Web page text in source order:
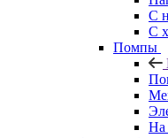
С
С
Помпы
На